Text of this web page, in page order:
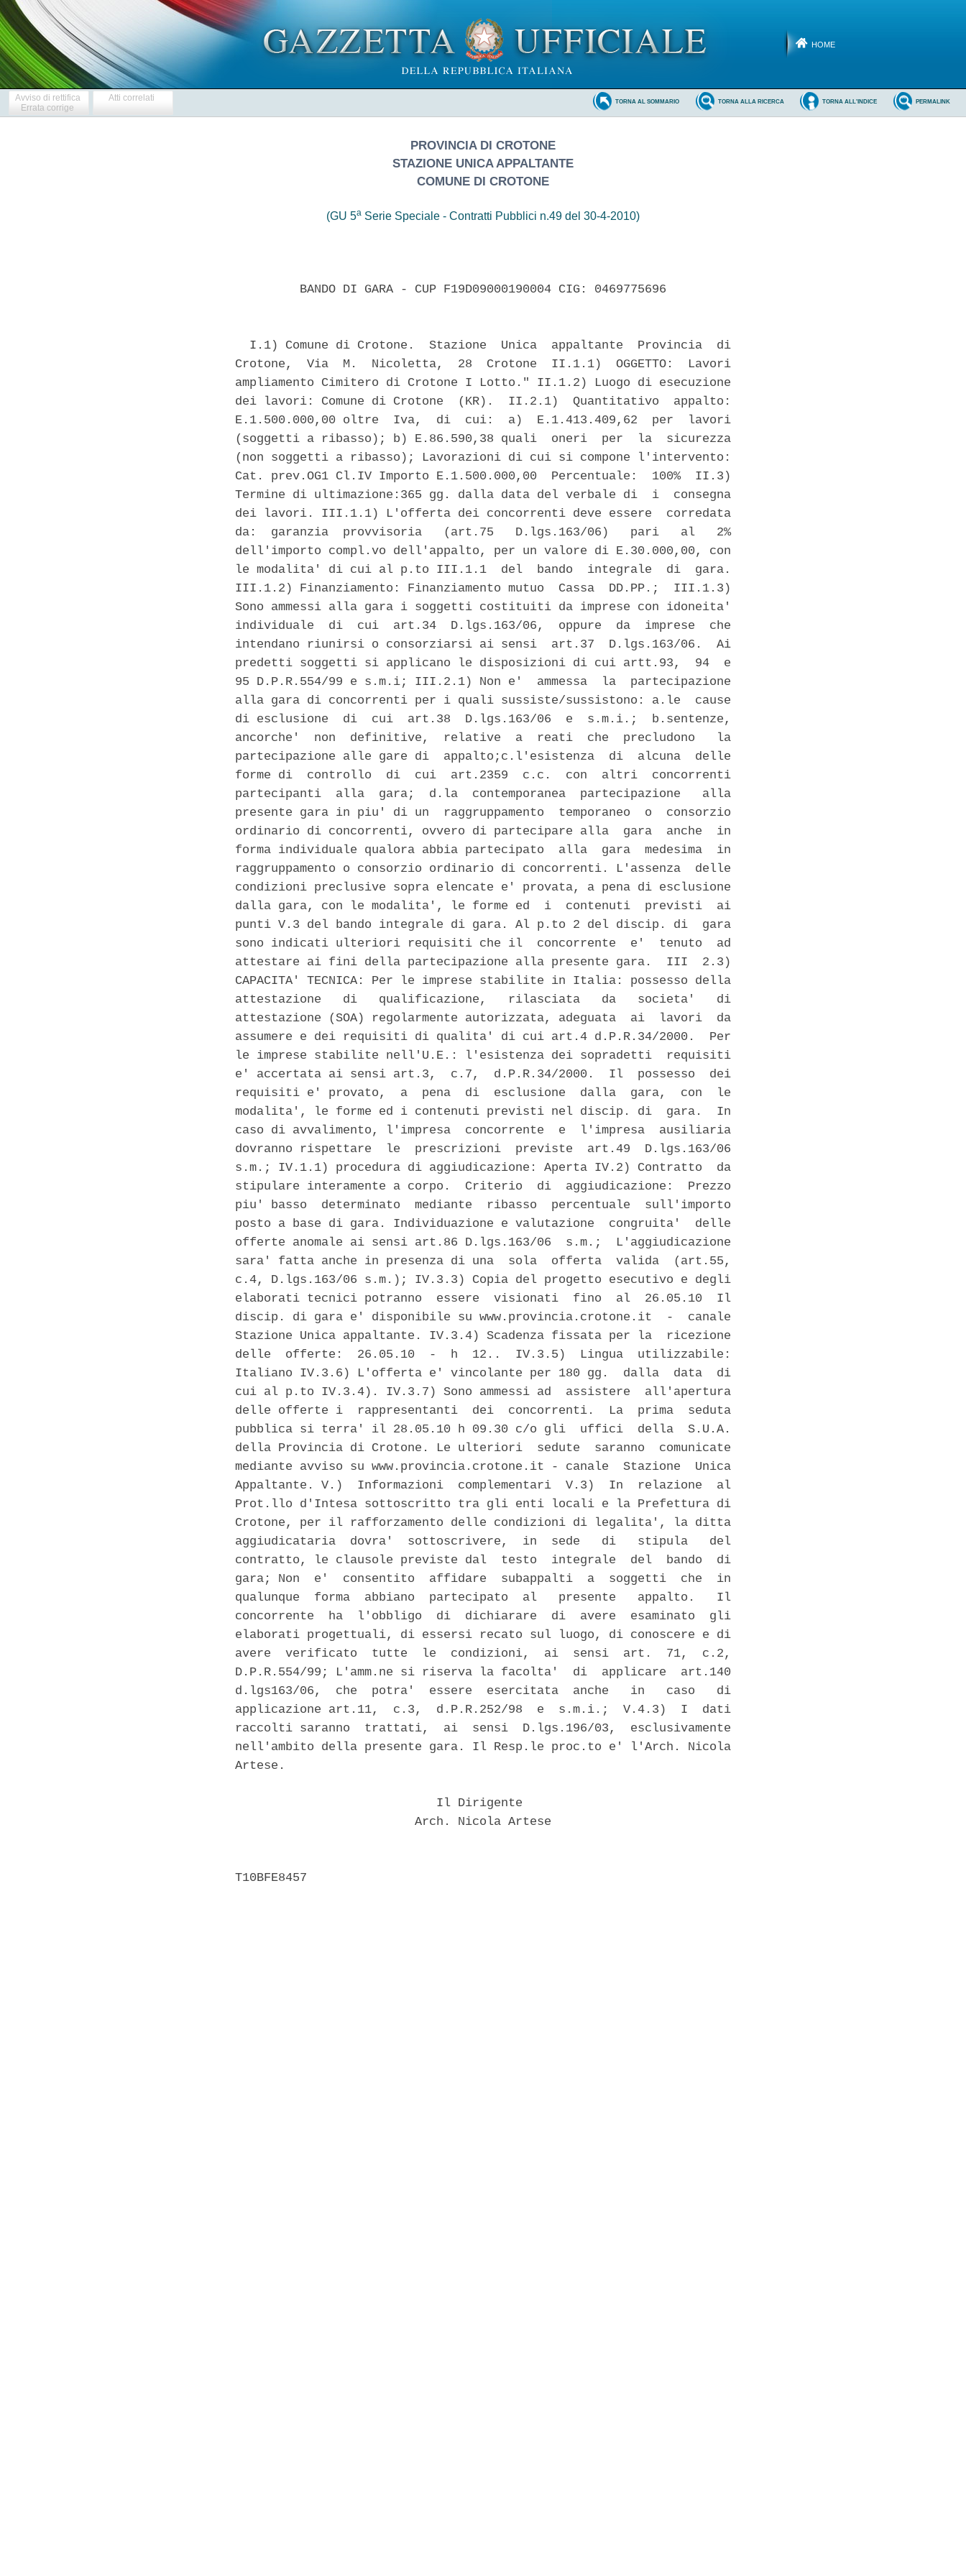
HOME
Avviso di rettifica
Errata corrige
Atti correlati PERMALINK
TORNA ALL'INDICE
TORNA ALLA RICERCA
TORNA AL SOMMARIO
PROVINCIA DI CROTONE
STAZIONE UNICA APPALTANTE
COMUNE DI CROTONE
(GU 5a Serie Speciale - Contratti Pubblici n.49 del 30-4-2010)
         BANDO DI GARA - CUP F19D09000190004 CIG: 0469775696
  I.1) Comune di Crotone.  Stazione  Unica  appaltante  Provincia  di
Crotone,  Via  M.  Nicoletta,  28  Crotone  II.1.1)  OGGETTO:  Lavori
ampliamento Cimitero di Crotone I Lotto." II.1.2) Luogo di esecuzione
dei lavori: Comune di Crotone  (KR).  II.2.1)  Quantitativo  appalto:
E.1.500.000,00 oltre  Iva,  di  cui:  a)  E.1.413.409,62  per  lavori
(soggetti a ribasso); b) E.86.590,38 quali  oneri  per  la  sicurezza
(non soggetti a ribasso); Lavorazioni di cui si compone l'intervento:
Cat. prev.OG1 Cl.IV Importo E.1.500.000,00  Percentuale:  100%  II.3)
Termine di ultimazione:365 gg. dalla data del verbale di  i  consegna
dei lavori. III.1.1) L'offerta dei concorrenti deve essere  corredata
da:  garanzia  provvisoria   (art.75   D.lgs.163/06)   pari   al   2%
dell'importo compl.vo dell'appalto, per un valore di E.30.000,00, con
le modalita' di cui al p.to III.1.1  del  bando  integrale  di  gara.
III.1.2) Finanziamento: Finanziamento mutuo  Cassa  DD.PP.;  III.1.3)
Sono ammessi alla gara i soggetti costituiti da imprese con idoneita'
individuale  di  cui  art.34  D.lgs.163/06,  oppure  da  imprese  che
intendano riunirsi o consorziarsi ai sensi  art.37  D.lgs.163/06.  Ai
predetti soggetti si applicano le disposizioni di cui artt.93,  94  e
95 D.P.R.554/99 e s.m.i; III.2.1) Non e'  ammessa  la  partecipazione
alla gara di concorrenti per i quali sussiste/sussistono: a.le  cause
di esclusione  di  cui  art.38  D.lgs.163/06  e  s.m.i.;  b.sentenze,
ancorche'  non  definitive,  relative  a  reati  che  precludono   la
partecipazione alle gare di  appalto;c.l'esistenza  di  alcuna  delle
forme di  controllo  di  cui  art.2359  c.c.  con  altri  concorrenti
partecipanti  alla  gara;  d.la  contemporanea  partecipazione   alla
presente gara in piu' di un  raggruppamento  temporaneo  o  consorzio
ordinario di concorrenti, ovvero di partecipare alla  gara  anche  in
forma individuale qualora abbia partecipato  alla  gara  medesima  in
raggruppamento o consorzio ordinario di concorrenti. L'assenza  delle
condizioni preclusive sopra elencate e' provata, a pena di esclusione
dalla gara, con le modalita', le forme ed  i  contenuti  previsti  ai
punti V.3 del bando integrale di gara. Al p.to 2 del discip. di  gara
sono indicati ulteriori requisiti che il  concorrente  e'  tenuto  ad
attestare ai fini della partecipazione alla presente gara.  III  2.3)
CAPACITA' TECNICA: Per le imprese stabilite in Italia: possesso della
attestazione   di   qualificazione,   rilasciata   da   societa'   di
attestazione (SOA) regolarmente autorizzata, adeguata  ai  lavori  da
assumere e dei requisiti di qualita' di cui art.4 d.P.R.34/2000.  Per
le imprese stabilite nell'U.E.: l'esistenza dei sopradetti  requisiti
e' accertata ai sensi art.3,  c.7,  d.P.R.34/2000.  Il  possesso  dei
requisiti e' provato,  a  pena  di  esclusione  dalla  gara,  con  le
modalita', le forme ed i contenuti previsti nel discip. di  gara.  In
caso di avvalimento, l'impresa  concorrente  e  l'impresa  ausiliaria
dovranno rispettare  le  prescrizioni  previste  art.49  D.lgs.163/06
s.m.; IV.1.1) procedura di aggiudicazione: Aperta IV.2) Contratto  da
stipulare interamente a corpo.  Criterio  di  aggiudicazione:  Prezzo
piu' basso  determinato  mediante  ribasso  percentuale  sull'importo
posto a base di gara. Individuazione e valutazione  congruita'  delle
offerte anomale ai sensi art.86 D.lgs.163/06  s.m.;  L'aggiudicazione
sara' fatta anche in presenza di una  sola  offerta  valida  (art.55,
c.4, D.lgs.163/06 s.m.); IV.3.3) Copia del progetto esecutivo e degli
elaborati tecnici potranno  essere  visionati  fino  al  26.05.10  Il
discip. di gara e' disponibile su www.provincia.crotone.it  -  canale
Stazione Unica appaltante. IV.3.4) Scadenza fissata per la  ricezione
delle  offerte:  26.05.10  -  h  12..  IV.3.5)  Lingua  utilizzabile:
Italiano IV.3.6) L'offerta e' vincolante per 180 gg.  dalla  data  di
cui al p.to IV.3.4). IV.3.7) Sono ammessi ad  assistere  all'apertura
delle offerte i  rappresentanti  dei  concorrenti.  La  prima  seduta
pubblica si terra' il 28.05.10 h 09.30 c/o gli  uffici  della  S.U.A.
della Provincia di Crotone. Le ulteriori  sedute  saranno  comunicate
mediante avviso su www.provincia.crotone.it - canale  Stazione  Unica
Appaltante. V.)  Informazioni  complementari  V.3)  In  relazione  al
Prot.llo d'Intesa sottoscritto tra gli enti locali e la Prefettura di
Crotone, per il rafforzamento delle condizioni di legalita', la ditta
aggiudicataria  dovra'  sottoscrivere,  in  sede   di   stipula   del
contratto, le clausole previste dal  testo  integrale  del  bando  di
gara; Non  e'  consentito  affidare  subappalti  a  soggetti  che  in
qualunque  forma  abbiano  partecipato  al   presente   appalto.   Il
concorrente  ha  l'obbligo  di  dichiarare  di  avere  esaminato  gli
elaborati progettuali, di essersi recato sul luogo, di conoscere e di
avere  verificato  tutte  le  condizioni,  ai  sensi  art.  71,  c.2,
D.P.R.554/99; L'amm.ne si riserva la facolta'  di  applicare  art.140
d.lgs163/06,  che  potra'  essere  esercitata  anche   in   caso   di
applicazione art.11,  c.3,  d.P.R.252/98  e  s.m.i.;  V.4.3)  I  dati
raccolti saranno  trattati,  ai  sensi  D.lgs.196/03,  esclusivamente
nell'ambito della presente gara. Il Resp.le proc.to e' l'Arch. Nicola
Artese.
                            Il Dirigente
                         Arch. Nicola Artese